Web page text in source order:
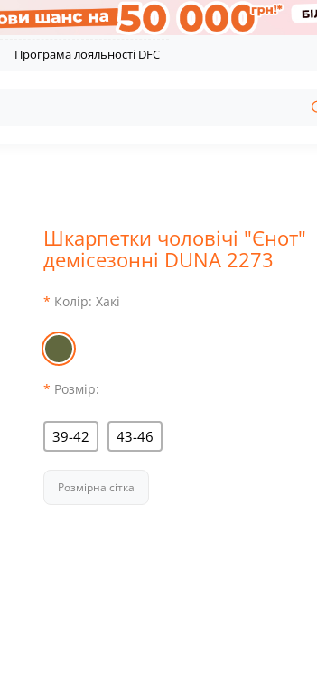
Програма лояльності DFC
Шкарпетки чоловічі "Єнот"
демісезонні DUNA 2273
Колір:Хакі
Розмір:
39-42 43-46
Розмірна сітка